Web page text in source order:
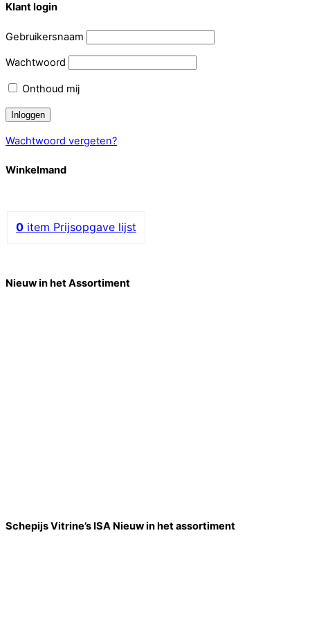
Klant login
Gebruikersnaam
Wachtwoord
Onthoud mij
Wachtwoord vergeten?
Winkelmand
0 item Prijsopgave lijst
Nieuw in het Assortiment
Schepijs Vitrine’s ISA Nieuw in het assortiment